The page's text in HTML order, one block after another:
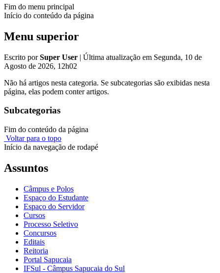
Fim do menu principal
Início do conteúdo da página
Menu superior
Escrito porSuper User | Última atualização em Segunda, 10 de
Agosto de 2026, 12h02
Não há artigos nesta categoria. Se subcategorias são exibidas nesta
página, elas podem conter artigos.
Subcategorias
Fim do conteúdo da página
Voltar para o topo
Início da navegação de rodapé
Assuntos
Câmpus e Polos
Espaço do Estudante
Espaço do Servidor
Cursos
Processo Seletivo
Concursos
Editais
Reitoria
Portal Sapucaia
IFSul - Câmpus Sapucaia do Sul